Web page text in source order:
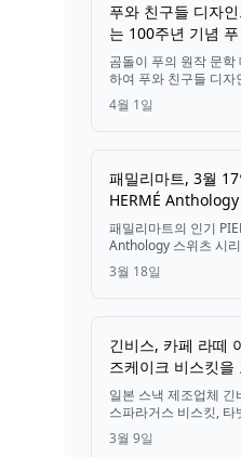
푸와 친구들 디자
는 100주년 기념
곰돌이 푸의 원작 문
하여 푸와 친구들 디자
4월 초부터 출시되며,
를 수집할 수 있습니다.
4월 1일
패밀리마트, 3월 17
HERMÉ
맞이 스위츠 3종 출
패밀리마트의 인기
Anthology 스위츠 시
로운 마카롱 샌드 맛,
그리고 최초의 냉장 음
3월 18일
긴비스, 카페 라떼
즈케이크 비스킷을
여름 신제품 스낵
일본 스낵 제조업체
스파라거스 비스킷, 타
콘, 에다마메, 긴자 러
인에 걸쳐 13가지 새로
3월 9일